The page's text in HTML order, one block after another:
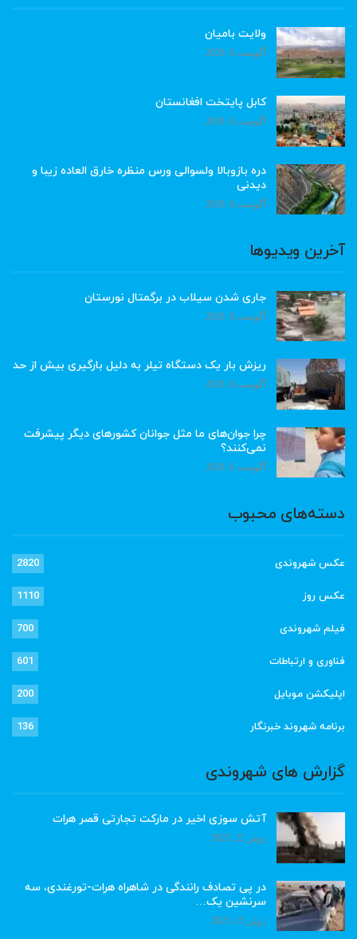
ولایت بامیان
آگوست 6, 2026
کابل پایتخت افغانستان
آگوست 6, 2026
دره بازوبالا ولسوالی ورس منظره خارق العاده زیبا و
دیدنی
آگوست 6, 2026
آخرین ویدیوها
جاری شدن سیلاب در برگمتال نورستان
آگوست 6, 2026
ریزش بار یک دستگاه تیلر به دلیل بارگیری بیش از حد
آگوست 6, 2026
چرا جوان‌های ما مثل جوانان کشورهای دیگر پیشرفت
نمی‌کنند؟
آگوست 6, 2026
دسته‌های محبوب
عکس شهروندی 2820
عکس روز 1110
فیلم شهروندی 700
فناوری و ارتباطات 601
اپلیکشن موبایل 200
برنامه شهروند خبرنگار 136
گزارش های شهروندی
آتش سوزی اخیر در مارکت تجارتی قصر هرات
ژوئن 22, 2023
در پی تصادف رانندگی در شاهراه هرات-تورغندی، سه
سرنشین یک…
ژوئن 15, 2023